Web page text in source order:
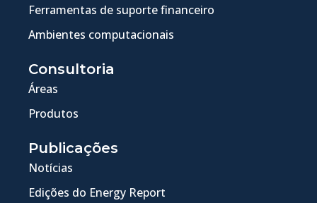
Ferramentas de suporte financeiro
Ambientes computacionais
Consultoria
Áreas
Produtos
Publicações
Notícias
Edições do Energy Report